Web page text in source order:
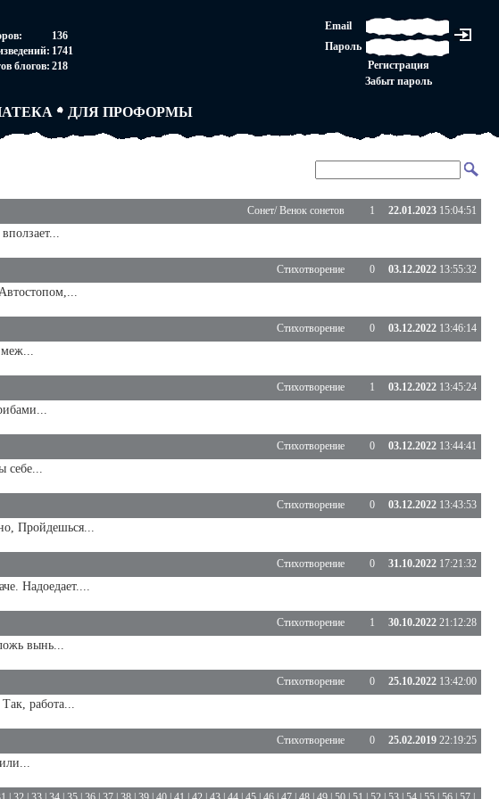
136
1741
блогов: 218
Email
Пароль
Регистрация
Забыт пароль
ГРУППЫ
ДЛЯ ПРОФОРМЫ
АВТОРСКОЕ ПРАВО
Сонет/ Венок сонетов 1 22.01.2023 15:04:51
Стихотворение 0 03.12.2022 13:55:32
Стихотворение 0 03.12.2022 13:46:14
меж...
Стихотворение 1 03.12.2022 13:45:24
Стихотворение 0 03.12.2022 13:44:41
себе...
Стихотворение 0 03.12.2022 13:43:53
Пройдешься...
Стихотворение 0 31.10.2022 17:21:32
Надоедает....
Стихотворение 1 30.10.2022 21:12:28
вынь...
Стихотворение 0 25.10.2022 13:42:00
работа...
Стихотворение 0 25.02.2019 22:19:25